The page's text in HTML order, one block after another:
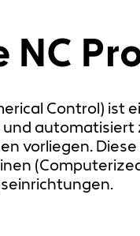
NC
Control) ist
automatisiert
vorliegen.